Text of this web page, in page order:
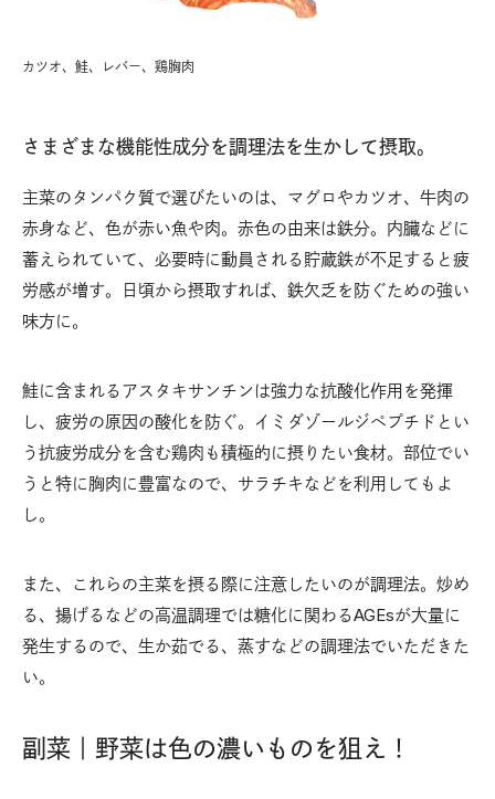
カツオ、鮭、レバー、鶏胸肉
さまざまな機能性成分を調理法を生かして摂取。
主菜のタンパク質で選びたいのは、マグロやカツオ、牛肉の
赤身など、色が赤い魚や肉。赤色の由来は鉄分。内臓などに
蓄えられていて、必要時に動員される貯蔵鉄が不足すると疲
労感が増す。日頃から摂取すれば、鉄欠乏を防ぐための強い
味方に。
鮭に含まれるアスタキサンチンは強力な抗酸化作用を発揮
し、疲労の原因の酸化を防ぐ。イミダゾールジペプチドとい
う抗疲労成分を含む鶏肉も積極的に摂りたい食材。部位でい
うと特に胸肉に豊富なので、サラチキなどを利用してもよ
し。
また、これらの主菜を摂る際に注意したいのが調理法。炒め
る、揚げるなどの高温調理では糖化に関わるAGEsが大量に
発生するので、生か茹でる、蒸すなどの調理法でいただきた
い。
副菜｜野菜は色の濃いものを狙え！